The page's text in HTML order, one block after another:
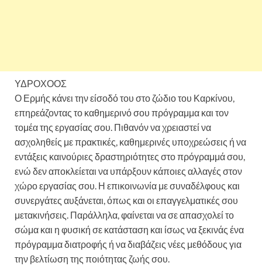
ΥΔΡΟΧΟΟΣ
Ο Ερμής κάνει την είσοδό του στο ζώδιο του Καρκίνου,
επηρεάζοντας το καθημερινό σου πρόγραμμα και τον
τομέα της εργασίας σου. Πιθανόν να χρειαστεί να
ασχοληθείς με πρακτικές, καθημερινές υποχρεώσεις ή να
εντάξεις καινούριες δραστηριότητες στο πρόγραμμά σου,
ενώ δεν αποκλείεται να υπάρξουν κάποιες αλλαγές στον
χώρο εργασίας σου. Η επικοινωνία με συναδέλφους και
συνεργάτες αυξάνεται, όπως και οι επαγγελματικές σου
μετακινήσεις. Παράλληλα, φαίνεται να σε απασχολεί το
σώμα και η φυσική σε κατάσταση και ίσως να ξεκινάς ένα
πρόγραμμα διατροφής ή να διαβάζεις νέες μεθόδους για
την βελτίωση της ποιότητας ζωής σου.